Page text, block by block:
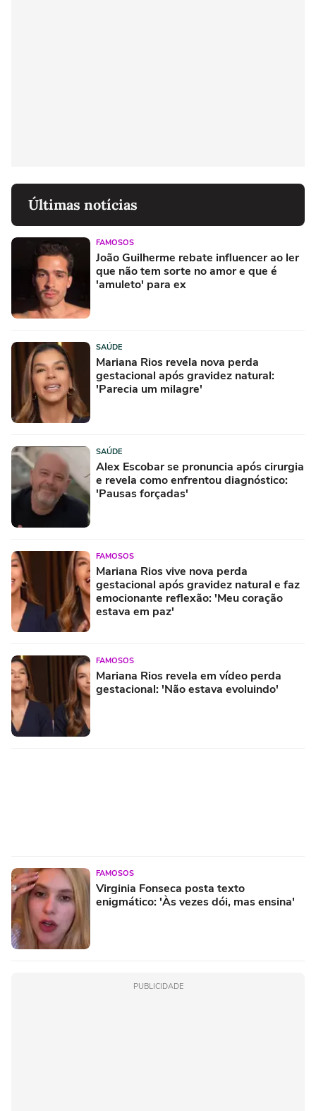
Últimas notícias
FAMOSOS
João Guilherme rebate influencer ao ler
que não tem sorte no amor e que é
'amuleto' para ex
SAÚDE
Mariana Rios revela nova perda
gestacional após gravidez natural:
'Parecia um milagre'
SAÚDE
Alex Escobar se pronuncia após cirurgia
e revela como enfrentou diagnóstico:
'Pausas forçadas'
FAMOSOS
Mariana Rios vive nova perda
gestacional após gravidez natural e faz
emocionante reflexão: 'Meu coração
estava em paz'
FAMOSOS
Mariana Rios revela em vídeo perda
gestacional: 'Não estava evoluindo'
FAMOSOS
Virginia Fonseca posta texto
enigmático: 'Às vezes dói, mas ensina'
PUBLICIDADE